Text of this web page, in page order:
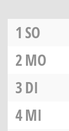
1 SO
2MO
3DI
4MI